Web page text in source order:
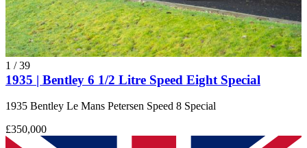
1 /39
1935 | Bentley 6 1/2 Litre Speed Eight Special
1935 Bentley Le Mans Petersen Speed 8 Special
£350,000